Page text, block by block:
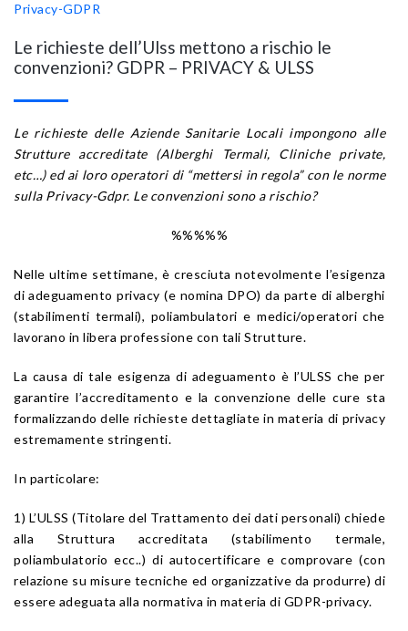
Privacy-GDPR
Le richieste dell’Ulss mettono a rischio le
convenzioni? GDPR – PRIVACY & ULSS
Le richieste delle Aziende Sanitarie Locali impongono alle
Strutture accreditate (Alberghi Termali, Cliniche private,
etc…) ed ai loro operatori di “mettersi in regola” con le norme
sulla Privacy-Gdpr. Le convenzioni sono a rischio?
%%%%%
Nelle ultime settimane, è cresciuta notevolmente l’esigenza
di adeguamento privacy (e nomina DPO) da parte di alberghi
(stabilimenti termali), poliambulatori e medici/operatori che
lavorano in libera professione con tali Strutture.
La causa di tale esigenza di adeguamento è l’ULSS che per
garantire l’accreditamento e la convenzione delle cure sta
formalizzando delle richieste dettagliate in materia di privacy
estremamente stringenti.
In particolare:
1) L’ULSS (Titolare del Trattamento dei dati personali) chiede
alla Struttura accreditata (stabilimento termale,
poliambulatorio ecc..) di autocertificare e comprovare (con
relazione su misure tecniche ed organizzative da produrre) di
essere adeguata alla normativa in materia di GDPR-privacy.